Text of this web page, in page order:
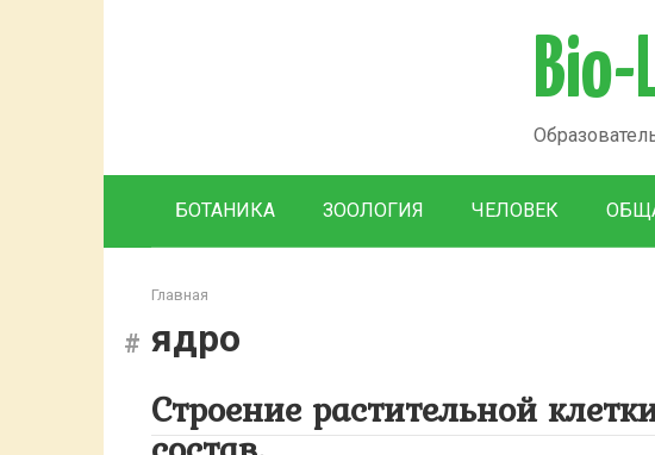
Bio-
БОТАНИКА ЗООЛОГИЯ ЧЕЛОВЕК
Главная
ядро
Строение растительной